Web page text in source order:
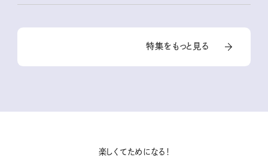
特集をもっと見る
楽しくてためになる！